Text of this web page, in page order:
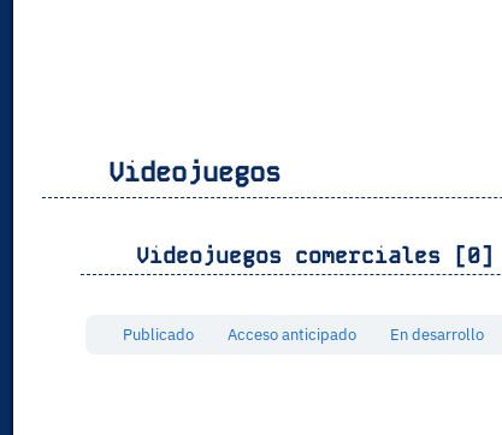
Videojuegos
Videojuegos comerciales [0]
Publicado Acceso anticipado En desarrollo